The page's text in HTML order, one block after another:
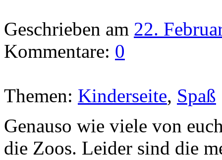
Geschrieben am 22.
Kommentare: 0
Themen: Kinderseite, Spaß
Genauso wie viele von
die Zoos. Leider sind die